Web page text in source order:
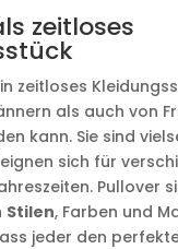
zeitloses
zeitloses
als auch von
kann. Sie sind
sich für
Pullover
Stilen, Farben und
jeder den